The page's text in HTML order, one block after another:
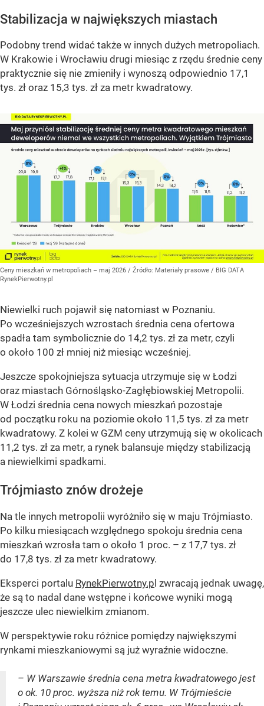
Stabilizacja w największych miastach
Podobny trend widać także w innych dużych metropoliach.
W Krakowie i Wrocławiu drugi miesiąc z rzędu średnie ceny
praktycznie się nie zmieniły i wynoszą odpowiednio 17,1
tys. zł oraz 15,3 tys. zł za metr kwadratowy.
Ceny mieszkań w metropoliach – maj 2026 / Źródło: Materiały prasowe / BIG DATA
RynekPierwotny.pl
Niewielki ruch pojawił się natomiast w Poznaniu.
Po wcześniejszych wzrostach średnia cena ofertowa
spadła tam symbolicznie do 14,2 tys. zł za metr, czyli
o około 100 zł mniej niż miesiąc wcześniej.
Jeszcze spokojniejsza sytuacja utrzymuje się w Łodzi
oraz miastach Górnośląsko-Zagłębiowskiej Metropolii.
W Łodzi średnia cena nowych mieszkań pozostaje
od początku roku na poziomie około 11,5 tys. zł za metr
kwadratowy. Z kolei w GZM ceny utrzymują się w okolicach
11,2 tys. zł za metr, a rynek balansuje między stabilizacją
a niewielkimi spadkami.
Trójmiasto znów drożeje
Na tle innych metropolii wyróżniło się w maju Trójmiasto.
Po kilku miesiącach względnego spokoju średnia cena
mieszkań wzrosła tam o około 1 proc. – z 17,7 tys. zł
do 17,8 tys. zł za metr kwadratowy.
Eksperci portalu RynekPierwotny.pl zwracają jednak uwagę,
że są to nadal dane wstępne i końcowe wyniki mogą
jeszcze ulec niewielkim zmianom.
W perspektywie roku różnice pomiędzy największymi
rynkami mieszkaniowymi są już wyraźnie widoczne.
– W Warszawie średnia cena metra kwadratowego jest
o ok. 10 proc. wyższa niż rok temu. W Trójmieście